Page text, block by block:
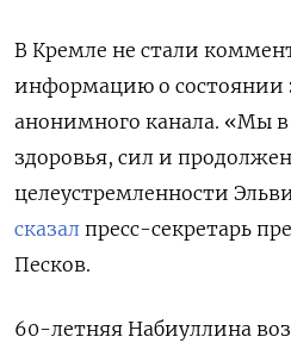
В Кремле не стали
информацию о состоянии
анонимного канала. «Мы
здоровья, сил и
целеустремленности
сказал пресс-секретарь
Песков.
60-летняя Набиуллина